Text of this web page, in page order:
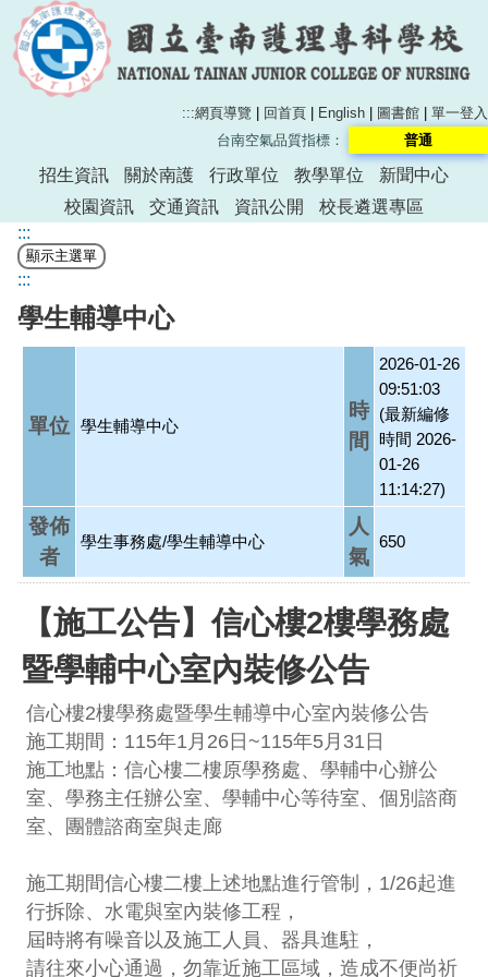
:::網頁導覽 | 回首頁 | English | 圖書館 | 單一登入
台南空氣品質指標：
普通
招生資訊 關於南護 行政單位 教學單位
新聞中心
校園資訊
交通資訊 資訊公開
校長遴選專區
:::
:::
學生輔導中心
單位 學生輔導中心
時
間
2026-01-26
09:51:03
(最新編修
時間 2026-
01-26
11:14:27)
發佈
者
學生事務處/學生輔導中心
人
氣
650
【施工公告】信心樓2樓學務處
暨學輔中心室內裝修公告
信心樓2樓學務處暨學生輔導中心室內裝修公告
施工期間：115年1月26日~115年5月31日
施工地點：信心樓二樓原學務處、學輔中心辦公
室、學務主任辦公室、學輔中心等待室、個別諮商
室、團體諮商室與走廊
施工期間信心樓二樓上述地點進行管制，1/26起進
行拆除、水電與室內裝修工程，
屆時將有噪音以及施工人員、器具進駐，
請往來小心通過，勿靠近施工區域，造成不便尚祈